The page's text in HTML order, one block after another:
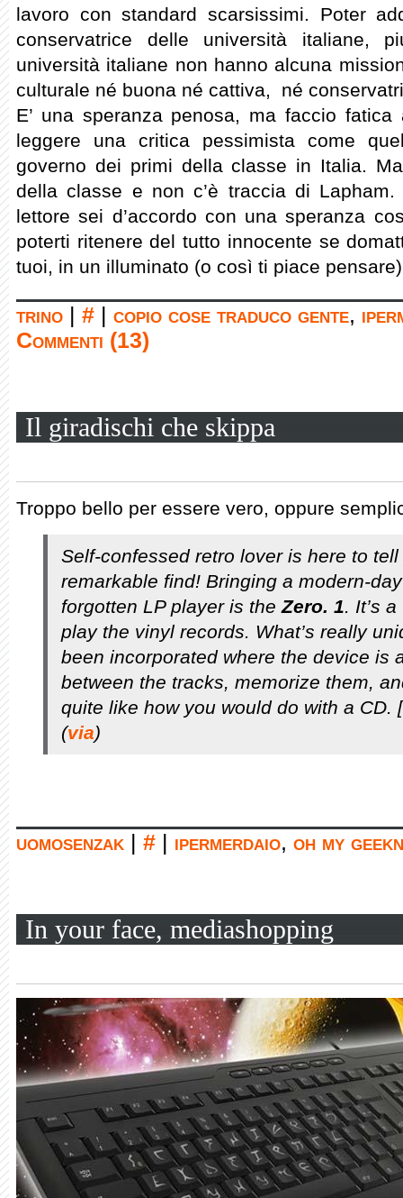
lavoro con standard scarsissimi. Poter
conservatrice delle università italiane,
università italiane non hanno alcuna
culturale né buona né cattiva, né
E’ una speranza penosa, ma faccio
leggere una critica pessimista come
governo dei primi della classe in Italia.
della classe e non c’è traccia di
lettore sei d’accordo con una speranza
poterti ritenere del tutto innocente se
tuoi, in un illuminato (o così ti piace
trino # copio cose traduco gente,
Commenti (13)
Il giradischi che skippa
Troppo bello per essere vero, oppure
Self-confessed retro lover is here to
remarkable find! Bringing a modern-
forgotten LP player is theZero. 1. It’s
play the vinyl records. What’s really
been incorporated where the device is
between the tracks, memorize them,
quite like how you would do with a CD. [
(via)
uomosenzak # ipermerdaio, oh my
In your face, mediashopping